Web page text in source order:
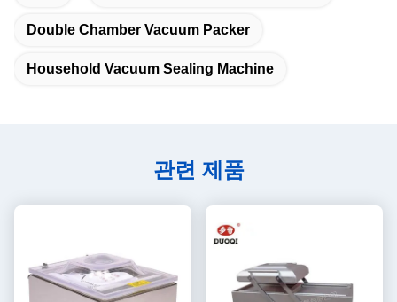
Double Chamber Vacuum Packer
Household Vacuum Sealing Machine
관련 제품